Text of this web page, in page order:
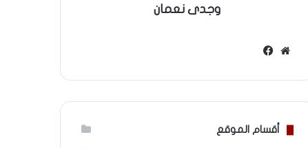
وجدى نعمان
موقع
أقسام الموقع